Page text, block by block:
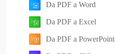
Da PDF a Word
Da PDF a Excel
Da PDF a PowerPoint